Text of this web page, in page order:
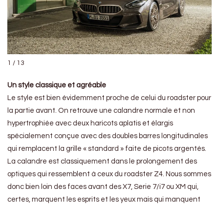
1 / 13
Un style classique et agréable
Le style est bien évidemment proche de celui du roadster pour
la partie avant. On retrouve une calandre normale et non
hypertrophiée avec deux haricots aplatis et élargis
spécialement conçue avec des doubles barres longitudinales
qui remplacent la grille « standard » faite de picots argentés.
La calandre est classiquement dans le prolongement des
optiques qui ressemblent à ceux du roadster Z4. Nous sommes
donc bien loin des faces avant des X7, Serie 7/i7 ou XM qui,
certes, marquent les esprits et les yeux mais qui manquent